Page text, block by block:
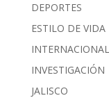
DEPORTES
ESTILO DE VIDA
INTERNACIONAL
INVESTIGACIÓN
JALISCO